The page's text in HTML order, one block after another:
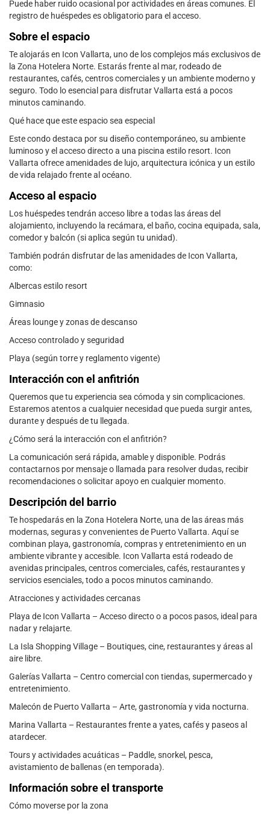
Puede haber ruido ocasional por actividades en áreas comunes. El
registro de huéspedes es obligatorio para el acceso.
Sobre el espacio
Te alojarás en Icon Vallarta, uno de los complejos más exclusivos de
la Zona Hotelera Norte. Estarás frente al mar, rodeado de
restaurantes, cafés, centros comerciales y un ambiente moderno y
seguro. Todo lo esencial para disfrutar Vallarta está a pocos
minutos caminando.
Qué hace que este espacio sea especial
Este condo destaca por su diseño contemporáneo, su ambiente
luminoso y el acceso directo a una piscina estilo resort. Icon
Vallarta ofrece amenidades de lujo, arquitectura icónica y un estilo
de vida relajado frente al océano.
Acceso al espacio
Los huéspedes tendrán acceso libre a todas las áreas del
alojamiento, incluyendo la recámara, el baño, cocina equipada, sala,
comedor y balcón (si aplica según tu unidad).
También podrán disfrutar de las amenidades de Icon Vallarta,
como:
Albercas estilo resort
Gimnasio
Áreas lounge y zonas de descanso
Acceso controlado y seguridad
Playa (según torre y reglamento vigente)
Interacción con el anfitrión
Queremos que tu experiencia sea cómoda y sin complicaciones.
Estaremos atentos a cualquier necesidad que pueda surgir antes,
durante y después de tu llegada.
¿Cómo será la interacción con el anfitrión?
La comunicación será rápida, amable y disponible. Podrás
contactarnos por mensaje o llamada para resolver dudas, recibir
recomendaciones o solicitar apoyo en cualquier momento.
Descripción del barrio
Te hospedarás en la Zona Hotelera Norte, una de las áreas más
modernas, seguras y convenientes de Puerto Vallarta. Aquí se
combinan playa, gastronomía, compras y entretenimiento en un
ambiente vibrante y accesible. Icon Vallarta está rodeado de
avenidas principales, centros comerciales, cafés, restaurantes y
servicios esenciales, todo a pocos minutos caminando.
Atracciones y actividades cercanas
Playa de Icon Vallarta – Acceso directo o a pocos pasos, ideal para
nadar y relajarte.
La Isla Shopping Village – Boutiques, cine, restaurantes y áreas al
aire libre.
Galerías Vallarta – Centro comercial con tiendas, supermercado y
entretenimiento.
Malecón de Puerto Vallarta – Arte, gastronomía y vida nocturna.
Marina Vallarta – Restaurantes frente a yates, cafés y paseos al
atardecer.
Tours y actividades acuáticas – Paddle, snorkel, pesca,
avistamiento de ballenas (en temporada).
Información sobre el transporte
Cómo moverse por la zona